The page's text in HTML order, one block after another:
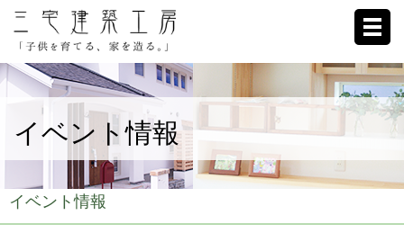
ホーム
家への想い
施工例
ブログ
イベント情報
イベント情報